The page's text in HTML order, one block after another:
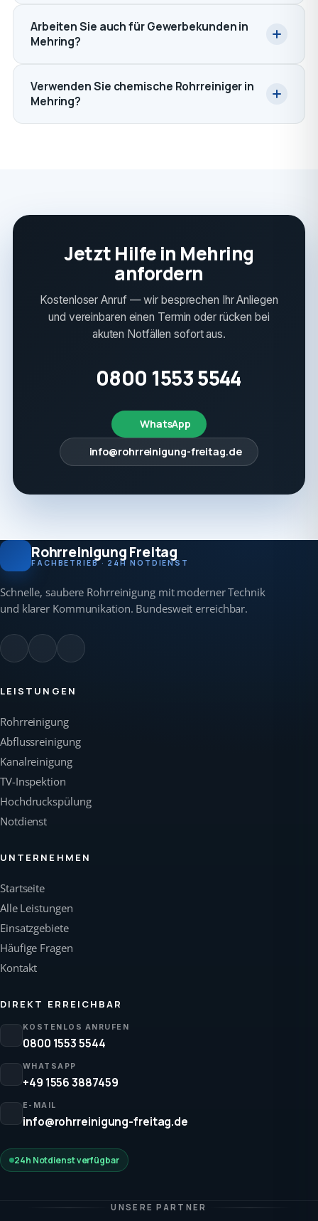
Arbeiten Sie auch für Gewerbekunden in
Mehring?
Verwenden Sie chemische Rohrreiniger in
Mehring?
Jetzt Hilfe in Mehring
anfordern
Kostenloser Anruf — wir besprechen Ihr Anliegen
und vereinbaren einen Termin oder rücken bei
akuten Notfällen sofort aus.
0800 1553 5544
WhatsApp
info@rohrreinigung-freitag.de
Rohrreinigung Freitag
FACHBETRIEB · 24H NOTDIENST
Schnelle, saubere Rohrreinigung mit moderner Technik
und klarer Kommunikation. Bundesweit erreichbar.
LEISTUNGEN
Rohrreinigung
Abflussreinigung
Kanalreinigung
TV-Inspektion
Hochdruckspülung
Notdienst
UNTERNEHMEN
Startseite
Alle Leistungen
Einsatzgebiete
Häufige Fragen
Kontakt
DIREKT ERREICHBAR
KOSTENLOS ANRUFEN
0800 1553 5544
WHATSAPP
+49 1556 3887459
E-MAIL
info@rohrreinigung-freitag.de
24h Notdienst verfügbar
UNSERE PARTNER